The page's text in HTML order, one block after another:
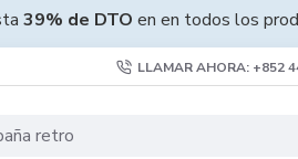
39% de DTO en en todos los
LLAMAR AHORA: +852